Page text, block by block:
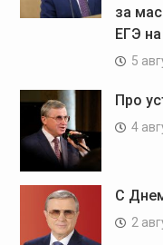
за
ЕГЭ
5
Про
4
С
2